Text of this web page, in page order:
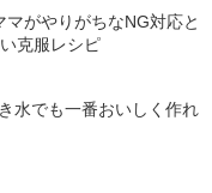
マがやりがちなNG対応と
克服レシピ
水でも一番おいしく作れ